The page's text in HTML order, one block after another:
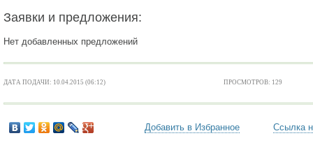
Заявки и предложения:
Нет добавленных предложений
ДАТА ПОДАЧИ: 10.04.2015 (06:12) ПРОСМОТРОВ: 129
Добавить в Избранное Ссылка